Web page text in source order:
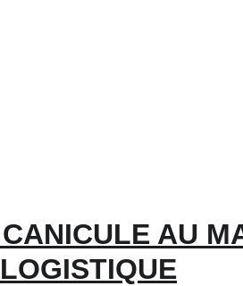
AU